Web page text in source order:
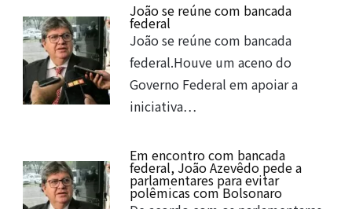
João se reúne com bancada
federal
João se reúne com bancada
federal.Houve um aceno do
Governo Federal em apoiar a
iniciativa…
Em encontro com bancada
federal, João Azevêdo pede a
parlamentares para evitar
polêmicas com Bolsonaro